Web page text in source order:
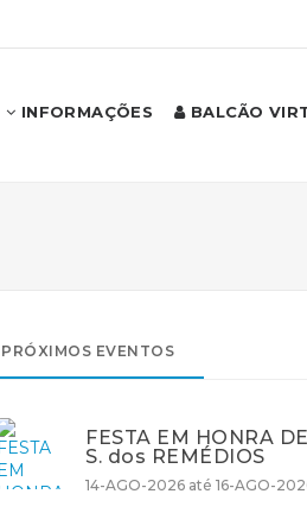
INFORMAÇÕES BALCÃO
PRÓXIMOS EVENTOS
FESTA EM HONRA
S. dos REMÉDIOS
14-AGO-2026 até 16-AGO-